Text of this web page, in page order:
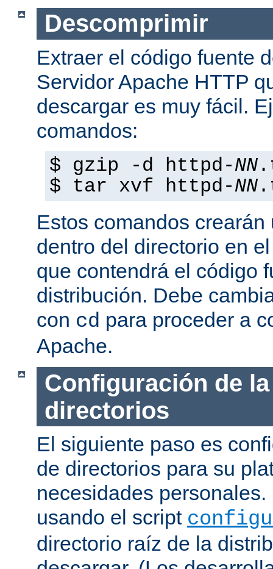
Descomprimir
Extraer el código fuente
Servidor Apache HTTP
descargar es muy fácil.
comandos:
$ gzip -d httpd-NN
$ tar xvf httpd-NN
Estos comandos
dentro del directorio en
que contendrá el código
distribución. Debe
con cd para proceder a
Apache.
Configuración de
directorios
El siguiente paso es
de directorios para su
necesidades
usando el script
directorio raíz de la